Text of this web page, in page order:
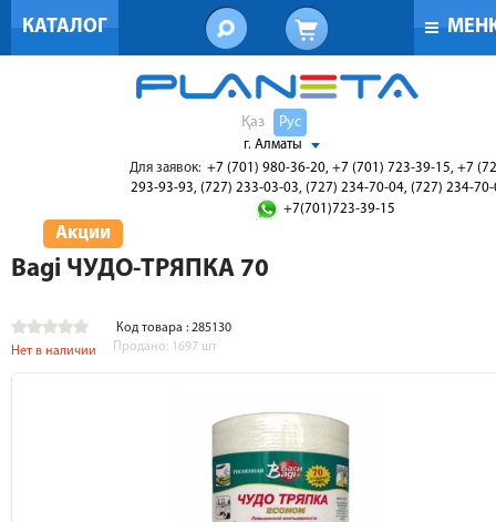
КАТАЛОГ
Қаз Рус
г. Алматы
Для заявок: +7 (701) 980-36-20, +7 (701) 723-39-15, +7
293-93-93, (727) 233-03-03, (727) 234-70-04, (727) 234-
+7(701)723-39-15
Акции
Bagi ЧУДО-ТРЯПКА 70
Код товара : 285130
Нет в наличии
Продано: 1697 шт